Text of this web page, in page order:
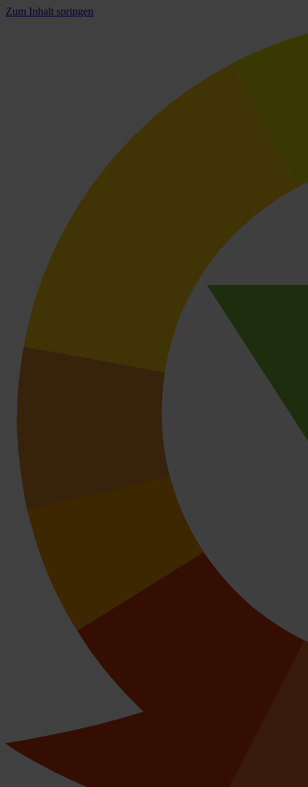
Zum Inhalt springen